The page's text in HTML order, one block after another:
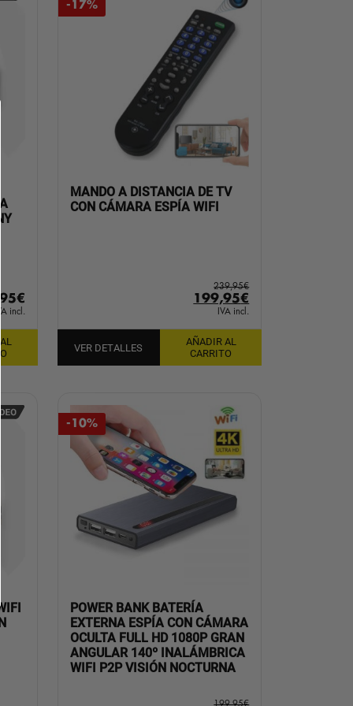
€
incl.
-17%
MANDO A DISTANCIA DE TV
CON CÁMARA ESPÍA WIFI
239,95€
El
precio
original
era:
239,95€.
199,95€
actual
IVA incl.
VER DETALLES
AÑADIR AL
CARRITO
-10%
POWER BANK BATERÍA
EXTERNA ESPÍA CON CÁMARA
OCULTA FULL HD 1080P GRAN
ANGULAR 140º INALÁMBRICA
WIFI P2P VISIÓN NOCTURNA
199,95€